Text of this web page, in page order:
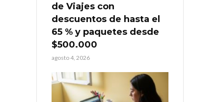
de Viajes con
descuentos de hasta el
65 % y paquetes desde
$500.000
agosto 4, 2026